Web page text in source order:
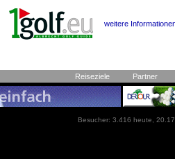
weitere
Reiseziele Partner
Besucher: 3.416 heute,